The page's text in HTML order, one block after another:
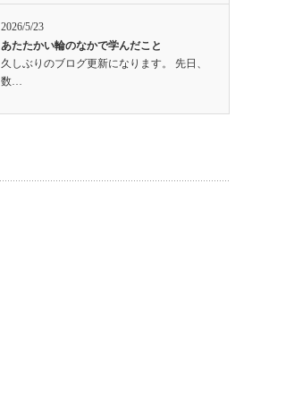
2026/5/23
あたたかい輪のなかで学んだこと
久しぶりのブログ更新になります。 先日、
数…